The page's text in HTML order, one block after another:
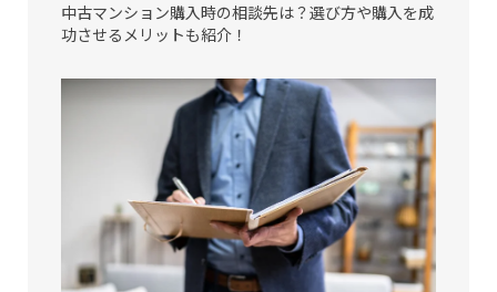
中古マンション購入時の相談先は？選び方や購入を成
功させるメリットも紹介！